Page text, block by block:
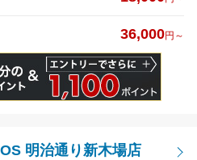
36,000円～
明治通り新木場店